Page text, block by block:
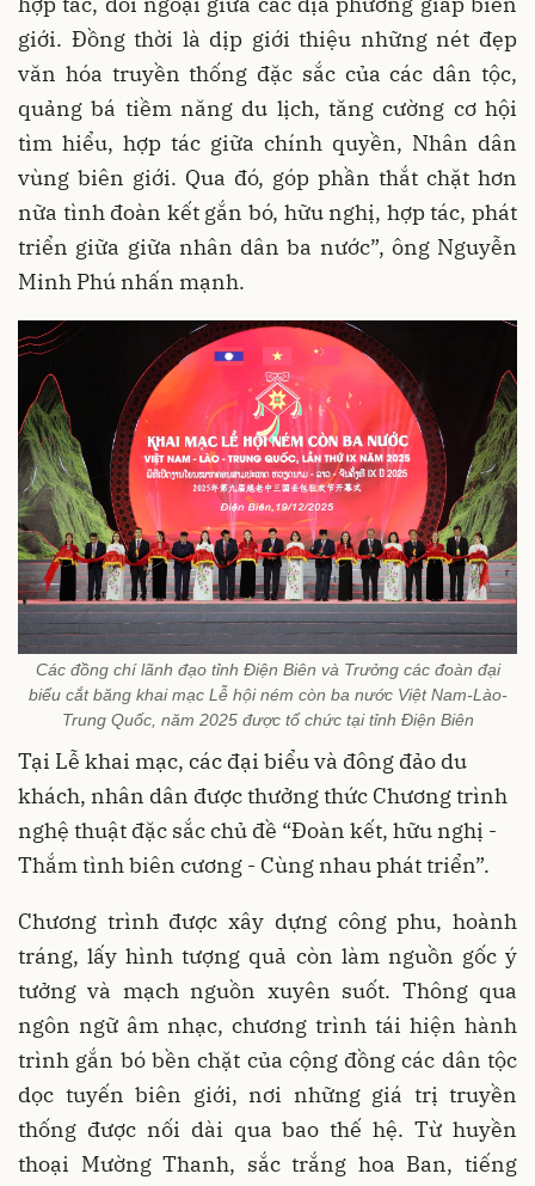
giới. Đồng thời là dịp giới thiệu những nét đẹp
văn hóa truyền thống đặc sắc của các dân tộc,
quảng bá tiềm năng du lịch, tăng cường cơ hội
tìm hiểu, hợp tác giữa chính quyền, Nhân dân
vùng biên giới. Qua đó, góp phần thắt chặt hơn
nữa tình đoàn kết gắn bó, hữu nghị, hợp tác, phát
triển giữa giữa nhân dân ba nước”, ông Nguyễn
Minh Phú nhấn mạnh.
Các đồng chí lãnh đạo tỉnh Điện Biên và Trưởng các đoàn đại
biểu cắt băng khai mạc Lễ hội ném còn ba nước Việt Nam-Lào-
Trung Quốc, năm 2025 được tổ chức tại tỉnh Điện Biên
Tại Lễ khai mạc, các đại biểu và đông đảo du
khách, nhân dân được thưởng thức Chương trình
nghệ thuật đặc sắc chủ đề “Đoàn kết, hữu nghị -
Thắm tình biên cương - Cùng nhau phát triển”.
Chương trình được xây dựng công phu, hoành
tráng, lấy hình tượng quả còn làm nguồn gốc ý
tưởng và mạch nguồn xuyên suốt. Thông qua
ngôn ngữ âm nhạc, chương trình tái hiện hành
trình gắn bó bền chặt của cộng đồng các dân tộc
dọc tuyến biên giới, nơi những giá trị truyền
thống được nối dài qua bao thế hệ. Từ huyền
thoại Mường Thanh, sắc trắng hoa Ban, tiếng